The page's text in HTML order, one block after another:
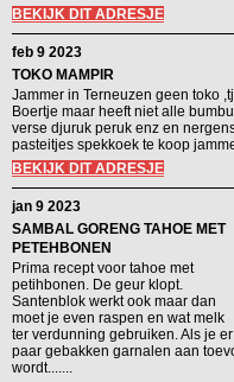
BEKIJK DIT ADRESJE
feb 9 2023
TOKO MAMPIR
Jammer in Terneuzen geen toko
Boertje maar heeft niet alle
verse djuruk peruk enz en
pasteitjes spekkoek te koop
BEKIJK DIT ADRESJE
jan 9 2023
SAMBAL GORENG TAHOE MET
PETEHBONEN
Prima recept voor tahoe met
petihbonen. De geur klopt.
Santenblok werkt ook maar dan
moet je even raspen en wat melk
ter verdunning gebruiken. Als je
paar gebakken garnalen aan
wordt.......